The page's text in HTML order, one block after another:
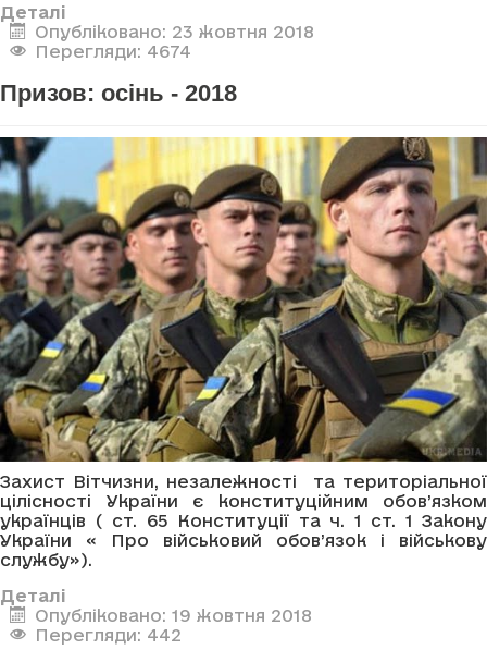
Деталі
Опубліковано: 23 жовтня 2018
Перегляди: 4674
Призов: осінь - 2018
Захист Вітчизни, незалежності та територіальної
цілісності України є конституційним обов’язком
українців ( ст. 65 Конституції та ч. 1 ст. 1 Закону
України « Про військовий обов’язок і військову
службу»).
Деталі
Опубліковано: 19 жовтня 2018
Перегляди: 442